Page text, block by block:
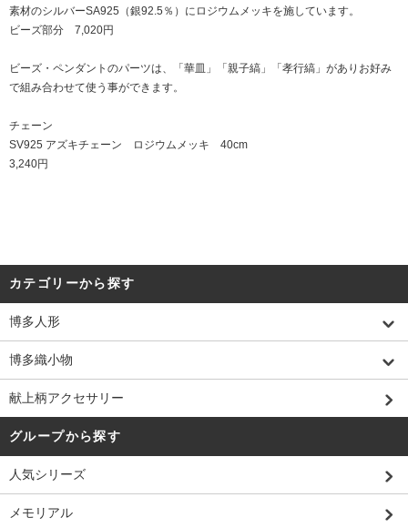
素材のシルバーSA925（銀92.5％）にロジウムメッキを施しています。
ビーズ部分 7,020円
ビーズ・ペンダントのパーツは、「華皿」「親子縞」「孝行縞」がありお好み
で組み合わせて使う事ができます。
チェーン
SV925 アズキチェーン ロジウムメッキ 40cm
3,240円
カテゴリーから探す
博多人形
博多織小物
献上柄アクセサリー
グループから探す
人気シリーズ
メモリアル